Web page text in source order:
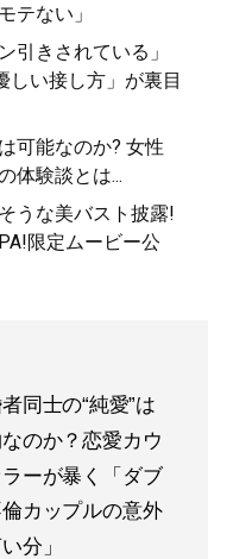
テない」
引きされている」
しい接し方」が裏目
可能なのか? 女性
体験談とは...
うな美バスト披露!
限定ムービー公
同士の“純愛”は
のか？恋愛カウ
ーが暴く「ダブ
カップルの意外
分」